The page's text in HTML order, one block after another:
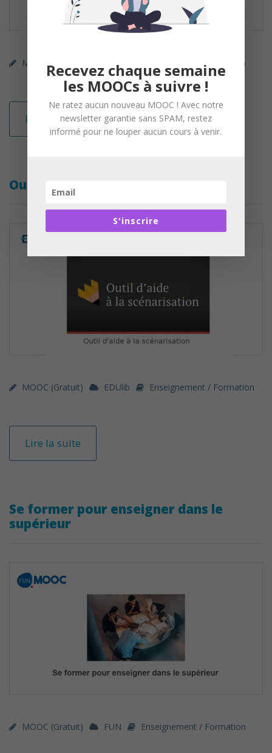
MOOC (gratuit) FUN Enseignement / Formation
Lire la suite
Outil d’aide à la scénarisation
MOOC (gratuit) EDUlib Enseignement / Formation
Lire la suite
Se former pour enseigner dans le
supérieur
MOOC (gratuit) FUN Enseignement / Formation
Recevez chaque semaine
les MOOCs à suivre !
Ne ratez aucun nouveau MOOC ! Avec notre
newsletter garantie sans SPAM, restez
informé pour ne louper aucun cours à venir.
S'inscrire